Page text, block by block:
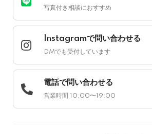
写真付き相談におすすめ
Instagramで問い合わせる
DMでも受付しています
電話で問い合わせる
営業時間 10:00〜19:00